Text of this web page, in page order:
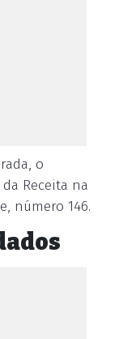
o
Receita na
número 146.